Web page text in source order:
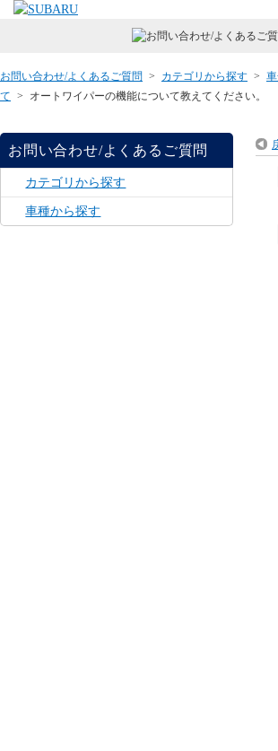
お問い合わせ/よくあるご質問 > カテゴリから探す >
て > オートワイパーの機能について教えてください。
お問い合わせ/よくあるご質問
カテゴリから探す
車種から探す